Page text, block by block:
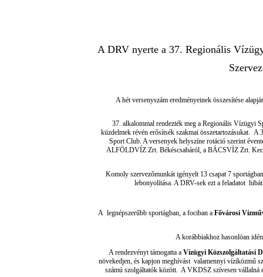
A DRV nyerte a 37. Regionális
A hét versenyszám eredményeinek összesítése
37. alkalommal rendezték meg a Regionális Vízügyi
küzdelmek révén erősítsék szakmai összetartozásukat.
Sport Club. A versenyek helyszíne rotáció szerint
ALFÖLDVÍZ Zrt. Békéscsabáról, a BÁCSVÍZ Zrt.
Komoly szervezőmunkát igényelt 13 csapat 7
lebonyolítása. A DRV-sek ezt a feladatot
A legnépszerűbb sportágban, a fociban a Fővárosi
A korábbiakhoz hasonlóan
A rendezvényt támogatta a Vízügyi Közszolgáltatási
növekedjen, és kapjon meghívást valamennyi víziközmű
számú szolgáltatók között. A VKDSZ szívesen vállalná